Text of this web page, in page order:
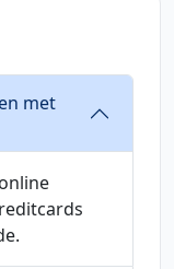
met